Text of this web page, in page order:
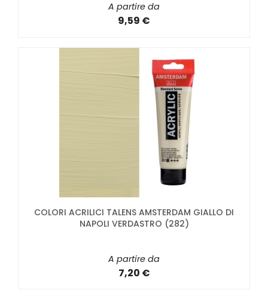
A partire da
9,59 €
COLORI ACRILICI TALENS AMSTERDAM GIALLO DI
NAPOLI VERDASTRO (282)
A partire da
7,20 €